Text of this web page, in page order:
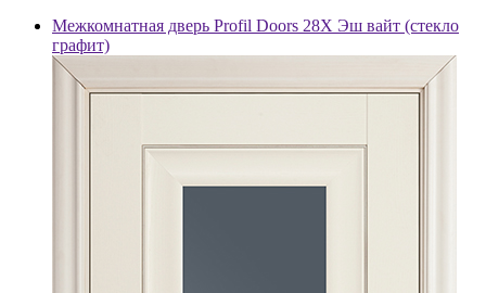
Межкомнатная дверь Profil Doors 28X Эш вайт (стекло
графит)